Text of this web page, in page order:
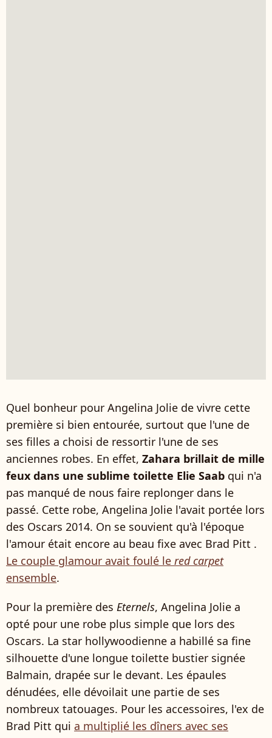
Quel bonheur pour Angelina Jolie de vivre cette
première si bien entourée, surtout que l'une de
ses filles a choisi de ressortir l'une de ses
anciennes robes. En effet, Zahara brillait de mille
feux dans une sublime toilette Elie Saab qui n'a
pas manqué de nous faire replonger dans le
passé. Cette robe, Angelina Jolie l'avait portée lors
des Oscars 2014. On se souvient qu'à l'époque
l'amour était encore au beau fixe avec Brad Pitt .
Le couple glamour avait foulé le red carpet
ensemble.
Pour la première des Eternels, Angelina Jolie a
opté pour une robe plus simple que lors des
Oscars. La star hollywoodienne a habillé sa fine
silhouette d'une longue toilette bustier signée
Balmain, drapée sur le devant. Les épaules
dénudées, elle dévoilait une partie de ses
nombreux tatouages. Pour les accessoires, l'ex de
Brad Pitt qui a multiplié les dîners avec ses